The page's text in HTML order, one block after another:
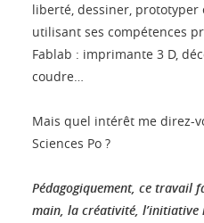
liberté, dessiner,
utilisant ses compétences
Fablab : imprimante 3 D,
coudre…
Mais quel intérêt me direz-
Sciences Po ?
Pédagogiquement, ce travail
main, la créativité, l’initiative